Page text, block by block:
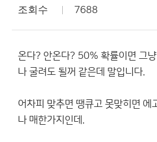
조회수 7688
온다? 안온다? 50% 확률이면 그
나 굴려도 될꺼 같은데 말입니다.
어차피 맞추면 땡큐고 못맞히면 에
나 매한가지인데.